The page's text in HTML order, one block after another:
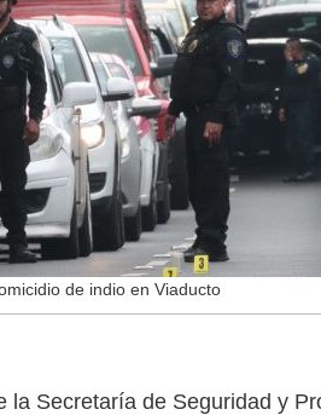
de indio en Viaducto
la Secretaría de Seguridad y